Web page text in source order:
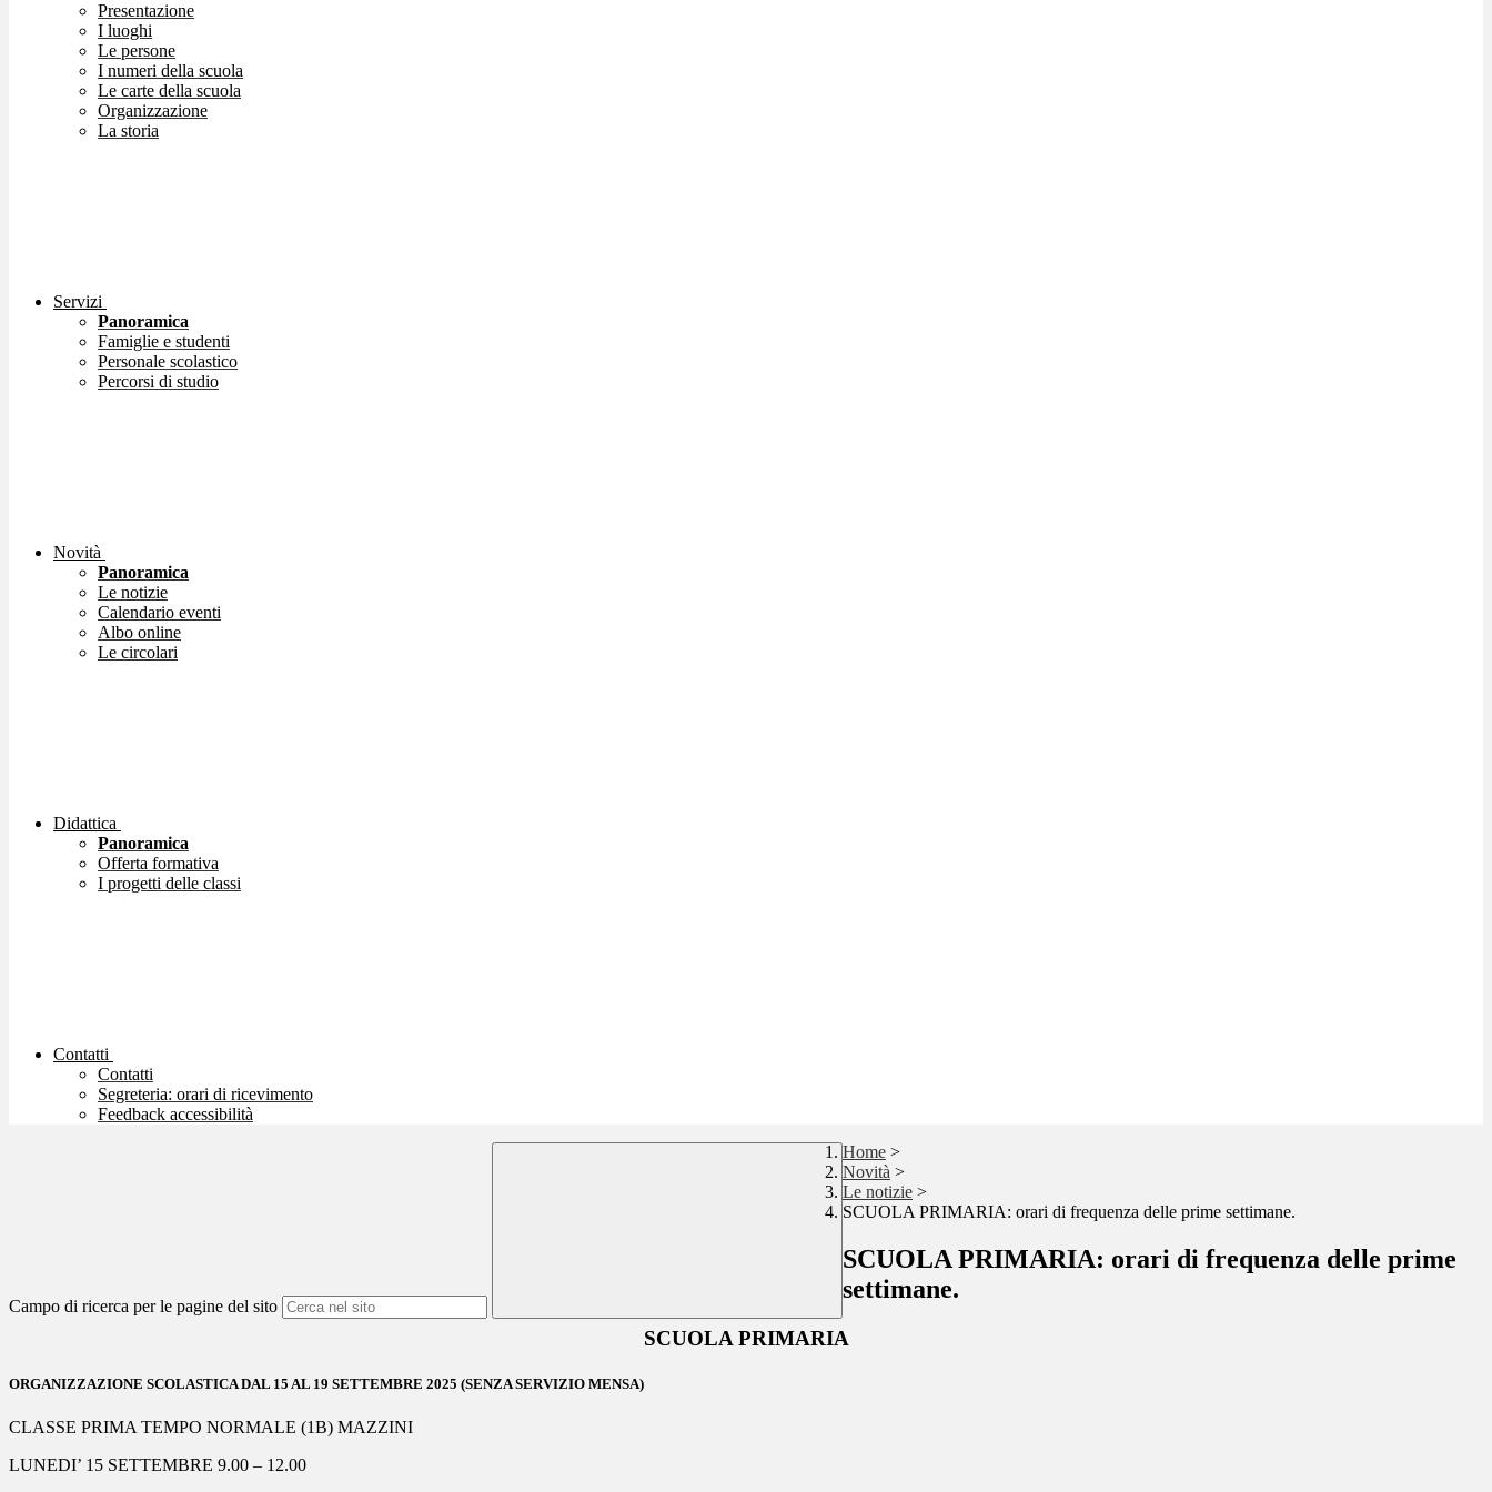
Presentazione
I luoghi
Le persone
I numeri della scuola
Le carte della scuola
Organizzazione
La storia
Servizi
Panoramica
Famiglie e studenti
Personale scolastico
Percorsi di studio
Novità
Panoramica
Le notizie
Calendario eventi
Albo online
Le circolari
Didattica
Panoramica
Offerta formativa
I progetti delle classi
Contatti
Contatti
Segreteria: orari di ricevimento
Feedback accessibilità
Campo di ricerca per le pagine del sito
Home >
Novità >
Le notizie >
SCUOLA PRIMARIA: orari di frequenza delle prime settimane.
SCUOLA PRIMARIA: orari di frequenza delle prime
settimane.
SCUOLA PRIMARIA
ORGANIZZAZIONE SCOLASTICA DAL 15 AL 19 SETTEMBRE 2025 (SENZA SERVIZIO MENSA)
CLASSE PRIMA TEMPO NORMALE (1B) MAZZINI
LUNEDI’ 15 SETTEMBRE 9.00 – 12.00